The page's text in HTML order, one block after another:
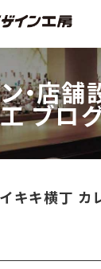
・店舗
ブロ
キキ横丁 カ